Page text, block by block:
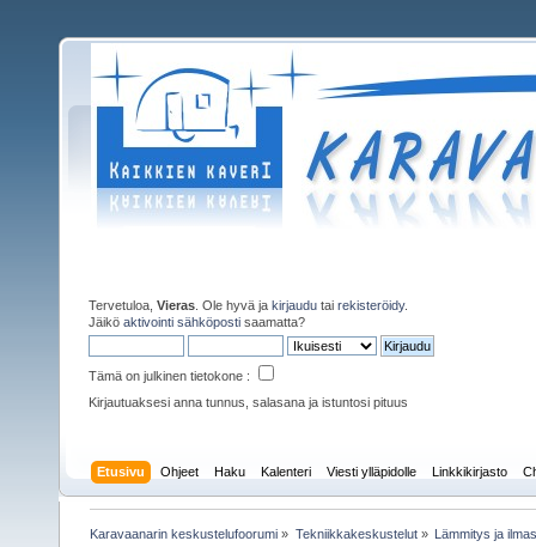
Tervetuloa, Vieras . Ole hyvä ja kirjaudu tai rekisteröidy.
Jäikö aktivointi sähköposti saamatta?
Tämä on julkinen tietokone :
Kirjautuaksesi anna tunnus, salasana ja istuntosi pituus
Etusivu Ohjeet Haku Kalenteri Viesti ylläpidolle Linkkikirjasto
Karavaanarin keskustelufoorumi » Tekniikkakeskustelut» Lämmitys ja